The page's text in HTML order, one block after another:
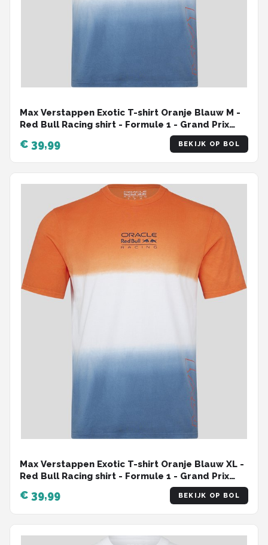
Max Verstappen Exotic T-shirt Oranje Blauw M -
Red Bull Racing shirt - Formule 1 - Grand Prix
€ 39,99 BEKIJK OP BOL
Max Verstappen Exotic T-shirt Oranje Blauw XL -
Red Bull Racing shirt - Formule 1 - Grand Prix
€ 39,99 BEKIJK OP BOL